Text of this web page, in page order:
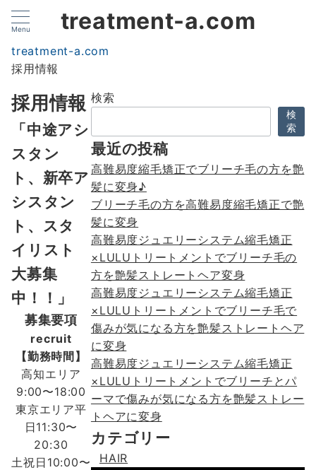
Menu treatment-a.com
treatment-a.com
採用情報
採用情報
「中途アシ
スタン
ト、新卒ア
シスタン
ト、スタ
イリスト
大募集
中！！」
募集要項
recruit
【勤務時間】
高知エリア
9:00〜18:00
東京エリア平
日11:30〜
20:30
土祝日10:00〜
検索
検
索
最近の投稿
高難易度縮毛矯正でブリーチ毛の方を艶
髪に変身♪
ブリーチ毛の方を高難易度縮毛矯正で艶
髪に変身
高難易度ジュエリーシステム縮毛矯正
×LULUトリートメントでブリーチ毛の
方を艶髪ストレートヘア変身
高難易度ジュエリーシステム縮毛矯正
×LULUトリートメントでブリーチ毛で
傷みが気になる方を艶髪ストレートヘア
に変身
高難易度ジュエリーシステム縮毛矯正
×LULUトリートメントでブリーチとパ
ーマで傷みが気になる方を艶髪ストレー
トヘアに変身
カテゴリー
HAIR